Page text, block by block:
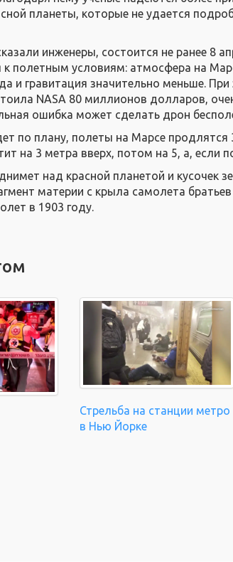
планеты, которые не удается
инженеры, состоится не ранее 8
к полетным условиям: атмосфера на
и гравитация значительно меньше.
NASA 80 миллионов долларов,
ошибка может сделать дрон
по плану, полеты на Марсе продлятся
на 3 метра вверх, потом на 5, а, если
над красной планетой и кусочек
материи с крыла самолета
в 1903 году.
Стрельба на станции метро
в Нью Йорке